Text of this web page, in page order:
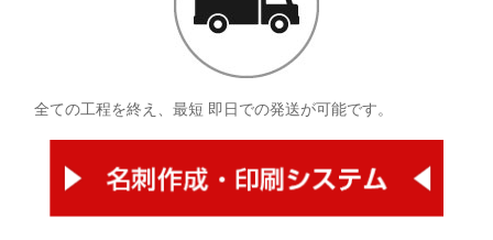
全ての工程を終え、最短 即日での発送が可能です。